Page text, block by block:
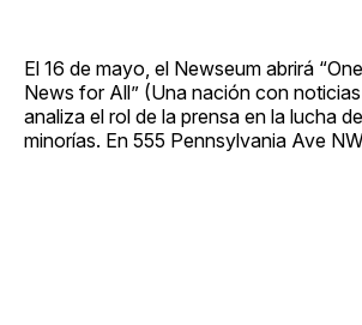
El 16 de mayo, el Newseum abrirá
News for All” (Una nación con
analiza el rol de la prensa en la lucha
minorías. En 555 Pennsylvania Ave